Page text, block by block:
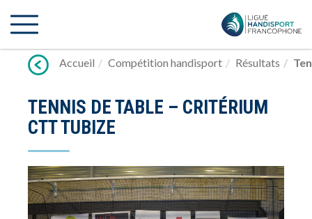
vers
Accueil
Compétition handisport Résultats
TENNIS DE TABLE – CRITÉRIUM
CTT TUBIZE